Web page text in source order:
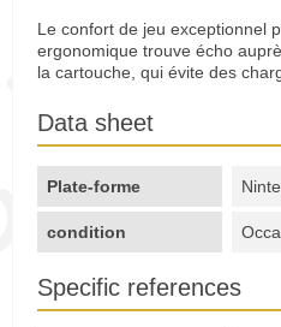
Le confort de jeu exceptionnel
ergonomique trouve écho
la cartouche, qui évite des
Data sheet
Plate-forme
condition
Specific references